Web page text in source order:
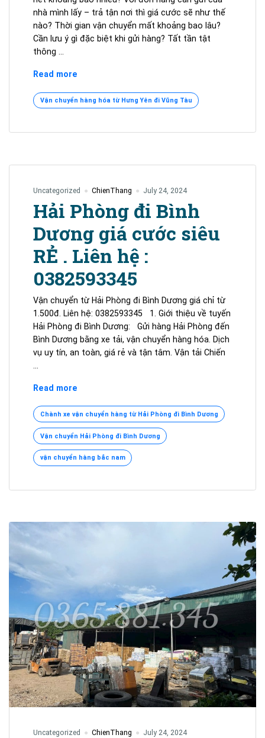
nhà mình lấy – trả tận nơi thì giá cước sẽ như thế
nào? Thời gian vận chuyển mất khoảng bao lâu?
Cần lưu ý gì đặc biệt khi gửi hàng? Tất tần tật
thông …
Read more
Hưng
Rẻ
1
–
0365.881.345
Vận chuyển hàng hóa từ Hưng Yên đi Vũng Tàu
Uncategorized ChienThang July 24, 2024
Hải Phòng đi Bình
Dương giá cước siêu
RẺ . Liên hệ :
0382593345
Vận chuyển từ Hải Phòng đi Bình Dương giá chỉ từ
1.500đ. Liên hệ: 0382593345 1. Giới thiệu về tuyến
Hải Phòng đi Bình Dương: Gửi hàng Hải Phòng đến
Bình Dương bằng xe tải, vận chuyển hàng hóa. Dịch
vụ uy tín, an toàn, giá rẻ và tận tâm. Vận tải Chiến
Read more
đi
Bình
Dương
giá
cước
RẺ
Chành xe vận chuyển hàng từ Hải Phòng đi Bình Dương
Vận chuyển Hải Phòng đi Bình Dương
vận chuyển hàng bắc nam
Uncategorized ChienThang July 24, 2024